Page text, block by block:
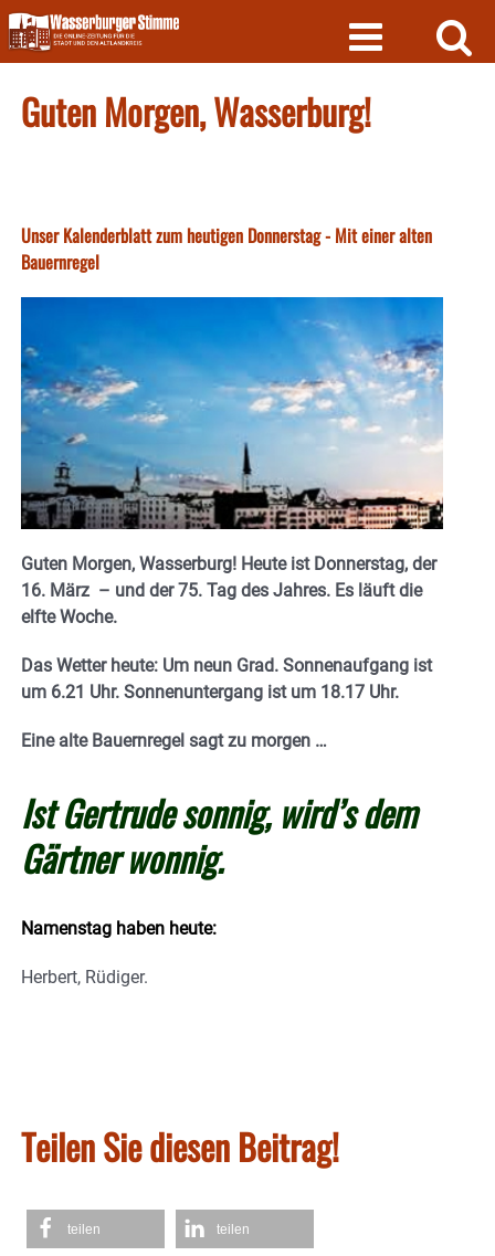
Skip
to
content
Guten Morgen, Wasserburg!
Unser Kalenderblatt zum heutigen Donnerstag - Mit einer alten
Bauernregel
Guten Morgen, Wasserburg! Heute ist Donnerstag, der
16. März – und der 75. Tag des Jahres. Es läuft die
elfte Woche.
Das Wetter heute: Um neun Grad. Sonnenaufgang ist
um 6.21 Uhr. Sonnenuntergang ist um 18.17 Uhr.
Eine alte Bauernregel sagt zu morgen …
Ist Gertrude sonnig, wird’s dem
Gärtner wonnig.
Namenstag haben heute:
Herbert, Rüdiger.
Teilen Sie diesen Beitrag!
teilen teilen